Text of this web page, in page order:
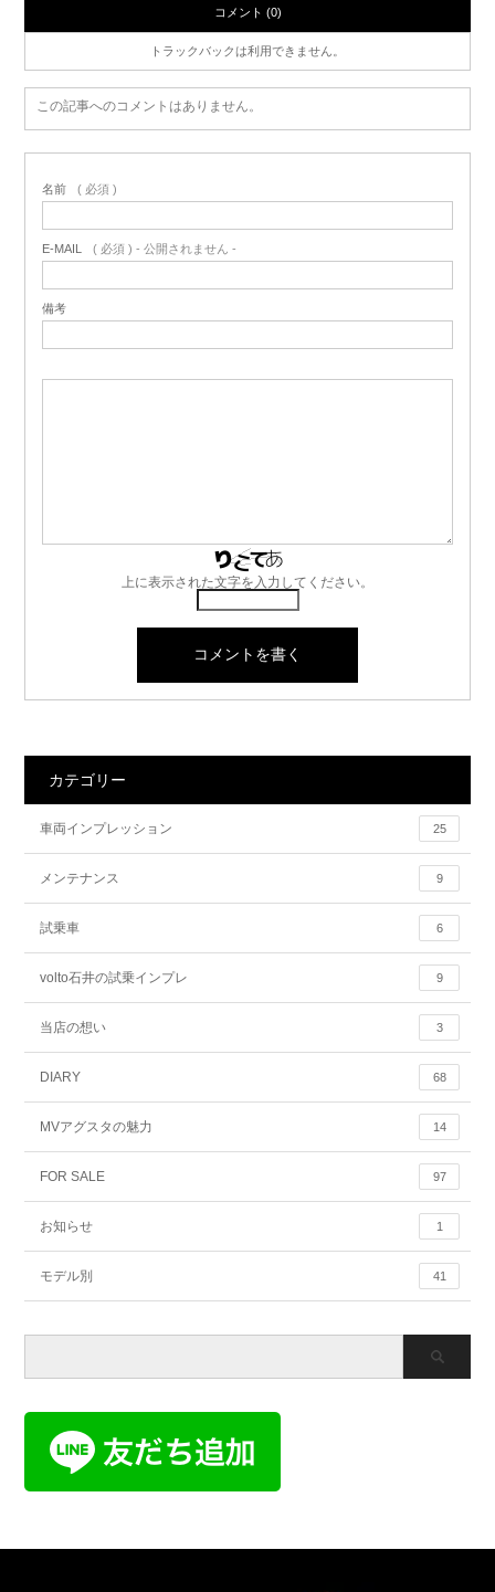
コメント (0)
トラックバックは利用できません。
この記事へのコメントはありません。
名前 ( 必須 )
E-MAIL ( 必須 ) - 公開されません -
備考
上に表示された文字を入力してください。
カテゴリー
車両インプレッション 25
メンテナンス 9
試乗車 6
volto石井の試乗インプレ 9
当店の想い 3
DIARY 68
MVアグスタの魅力 14
FOR SALE 97
お知らせ 1
モデル別 41